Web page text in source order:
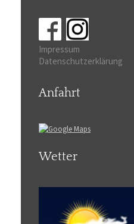
Impressum
Datenschutzerklärung
Anfahrt
Wetter